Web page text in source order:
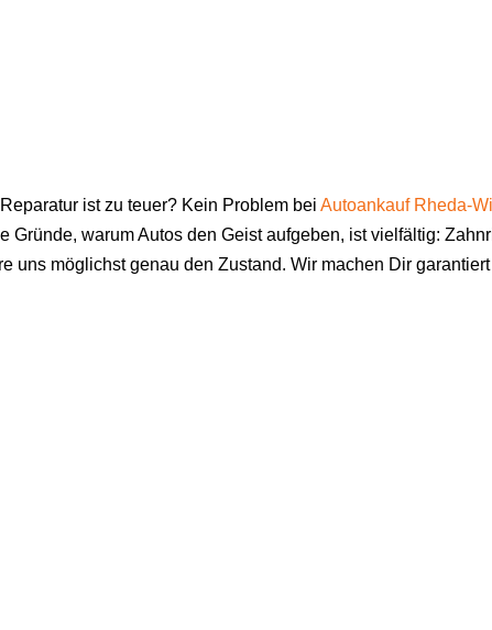
ist zu teuer? Kein Problem bei Autoankauf Rheda-
Gründe, warum Autos den Geist aufgeben, ist vielfältig:
uns möglichst genau den Zustand. Wir machen Dir